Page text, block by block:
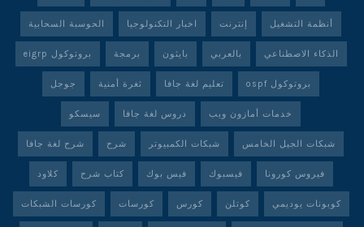
أنظمة التشغيل إنترنت اخبار التكنولوجيا الحوسبة السحابية
الذكاء الاصطناعي بالعربي بايثون برمجة بروتوكول eigrp
بروتوكول ospf تعليم لغة جافا ثغرة أمنية جوجل
خدمات أمازون ويب دروس لغة جافا سيسكو
شبكات الجيل الخامس شبكات الكمبيوتر شرح شرح لغة جافا
فيروس كورونا فيسبوك فيس بوك كتاب شرح كلاود
كوبونات يوديمي كوتلن كورس كورسات كورسات الشبكات